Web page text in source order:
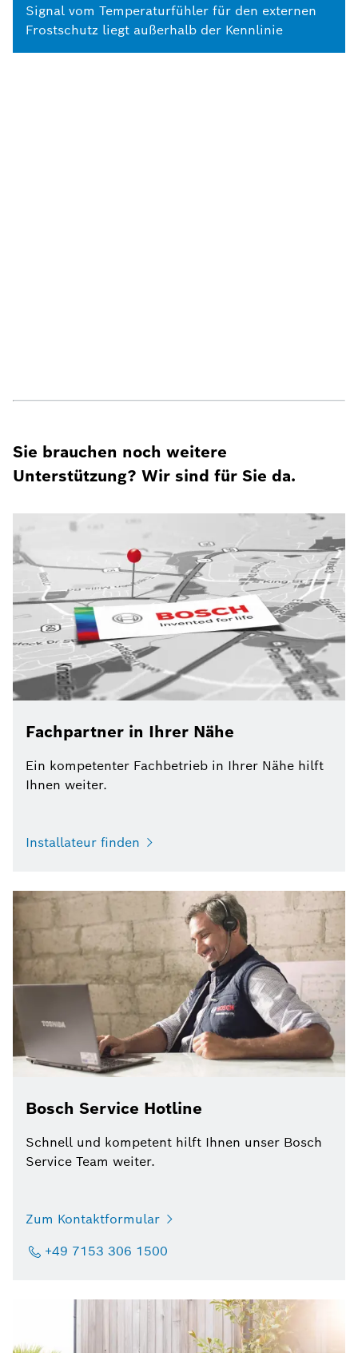
Signal vom Temperaturfühler für den externen
Frostschutz liegt außerhalb der Kennlinie
Sie brauchen noch weitere
Unterstützung? Wir sind für Sie da.
Fachpartner in Ihrer Nähe
Ein kompetenter Fachbetrieb in Ihrer Nähe hilft
Ihnen weiter.
Installateur finden
Bosch Service Hotline
Schnell und kompetent hilft Ihnen unser Bosch
Service Team weiter.
Zum Kontaktformular
+49 7153 306 1500